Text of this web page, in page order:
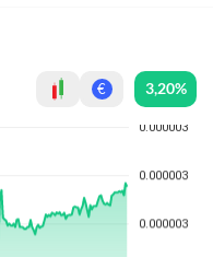
€ 3,20%